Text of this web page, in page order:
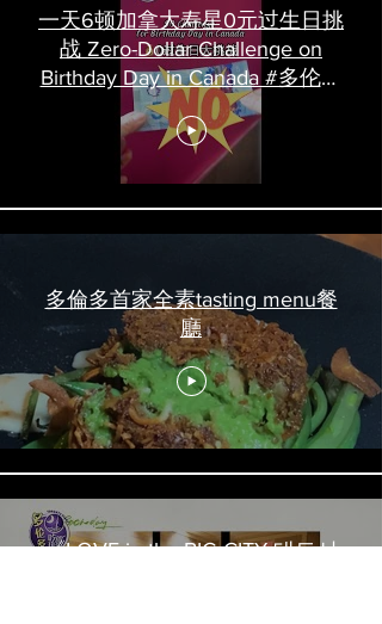
一天6顿加拿大寿星0元过生日挑
战 Zero-Dollar Challenge on
Birthday Day in Canada #多伦多
吃喝玩乐 #多伦多美食
#torontofood
多倫多首家全素tasting menu餐
廳
《LOVE in the BIG CITY 대도시